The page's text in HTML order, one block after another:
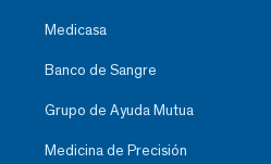
Medicasa
Banco de Sangre
Grupo de Ayuda Mutua
Medicina de Precisión